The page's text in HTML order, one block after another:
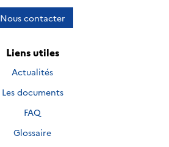
Nous contacter
Liens utiles
Actualités
Les documents
FAQ
Glossaire